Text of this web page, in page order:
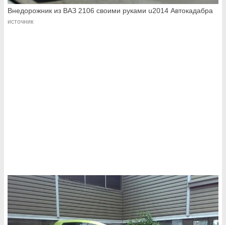
Внедорожник из ВАЗ 2106 своими руками u2014 Автокадабра
источник